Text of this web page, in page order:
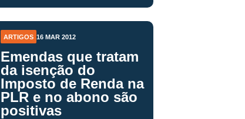
ARTIGOS 16 MAR 2012
Emendas que tratam
da isenção do
Imposto de Renda na
PLR e no abono são
positivas